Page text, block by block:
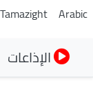
Arabic
Tamazight
الإذاعات